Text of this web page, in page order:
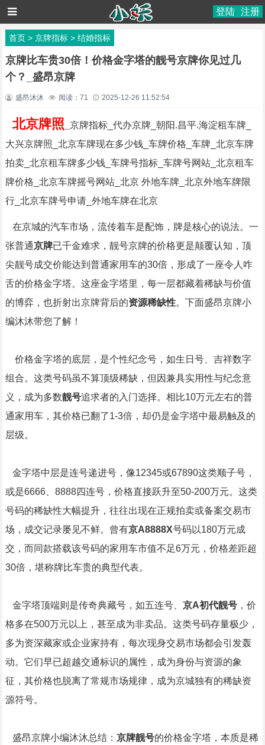
登陆 注册
首页> 京牌指标> 结婚指标
京牌比车贵30倍！价格金字塔的靓号京牌你见过几
个？_盛昂京牌
盛昂沐沐 阅读： 71 2025-12-26 11:52:54
北京牌照 京牌指标_代办京牌_朝阳.昌平.海淀租车牌_
大兴京牌照_北京车牌现在多少钱_车牌价格_车牌_北京车牌
拍卖_北京租车牌多少钱_车牌号指标_车牌号网站_北京租车
牌价格_北京车牌摇号网站_北京 外地车牌_北京外地车牌限
行_北京车牌号申请_外地车牌在北京
在京城的汽车市场，流传着车是配饰，牌是核心的说法。一
张普通京牌已千金难求，靓号京牌的价格更是颠覆认知，顶
尖靓号成交价能达到普通家用车的30倍，形成了一座令人咋
舌的价格金字塔。这座金字塔里，每一层都藏着稀缺与价值
的博弈，也折射出京牌背后的资源稀缺性。下面盛昂京牌小
编沐沐带您了解！
价格金字塔的底层，是个性纪念号，如生日号、吉祥数字
组合。这类号码虽不算顶级稀缺，但因兼具实用性与纪念意
义，成为多数靓号追求者的入门选择。相比10万元左右的普
通家用车，其价格已翻了1-3倍，却仍是金字塔中最易触及的
层级。
金字塔中层是连号递进号，像12345或67890这类顺子号，
或是6666、8888四连号，价格直接跃升至50-200万元。这类
号码的稀缺性大幅提升，往往出现在正规拍卖或备案交易市
场，成交记录屡见不鲜。曾有京A8888X号码以180万元成
交，而同款搭载该号码的家用车市值不足6万元，价格差距超
30倍，堪称牌比车贵的典型代表。
金字塔顶端则是传奇典藏号，如五连号、 京A初代靓号，价
格多在500万元以上，甚至成为非卖品。这类号码存量极少，
多为资深藏家或企业家持有，每次现身交易市场都会引发轰
动。它们早已超越交通标识的属性，成为身份与资源的象
征，其价格也脱离了常规市场规律，成为京城独有的稀缺资
源符号。
盛昂京牌小编沐沐总结： 京牌靓号的价格金字塔，本质是稀